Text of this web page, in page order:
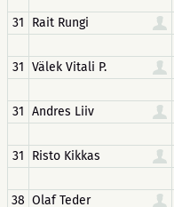
31
Rait Rungi
31 Välek Vitali P.
31 Andres Liiv
31
Risto Kikkas
38 Olaf Teder